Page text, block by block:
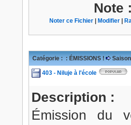
Note
Noter ce Fichier Modifier
Catégorie : : ÉMISSIONS !
403 - Niluje à l'école
Description :
Émission du